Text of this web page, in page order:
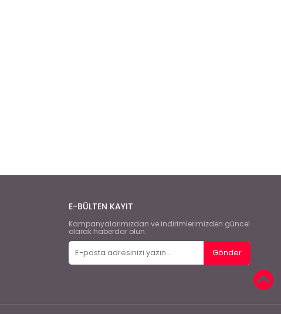
E-BÜLTEN KAYIT
Kampanyalarımızdan ve indirimlerimizden güncel
olarak haberdar olun.
Gönder